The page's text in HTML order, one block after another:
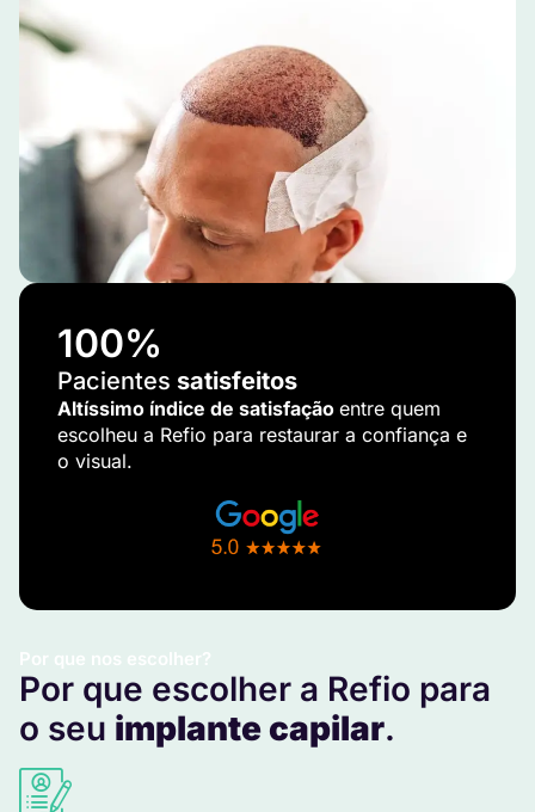
Por que nos escolher?
Por que escolher a Refio para
o seu implante capilar.
100%
Pacientes satisfeitos
Altíssimo índice de satisfação entre quem
escolheu a Refio para restaurar a confiança e
o visual.